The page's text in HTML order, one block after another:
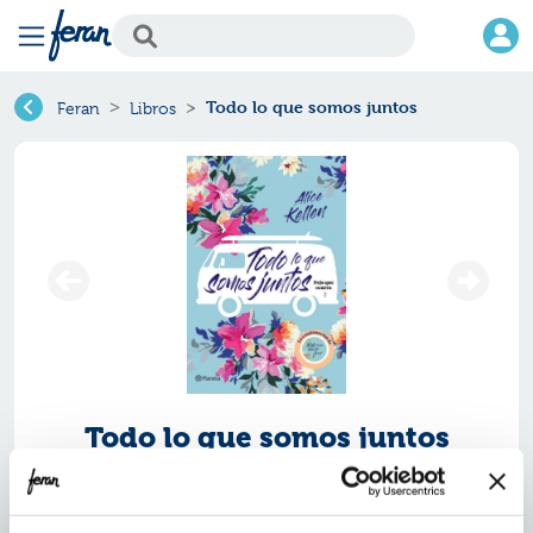
Feran Libros Todo lo que somos juntos
Todo lo que somos juntos
Ref.
ISBN:9788408205388